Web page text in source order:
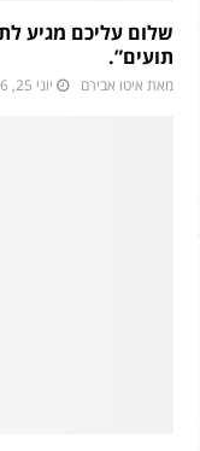
שלום עליכם מגיע
תועים”.
מאת איטו אבירם יוני 25, 2026